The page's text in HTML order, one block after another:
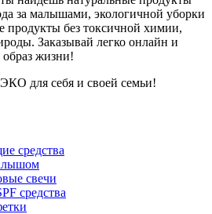
за малышами, экологичной уборки
продукты без токсичной химии,
Заказывай легко онлайн и
жизни!
для себя и своей семьи!
средства
свечи
средства